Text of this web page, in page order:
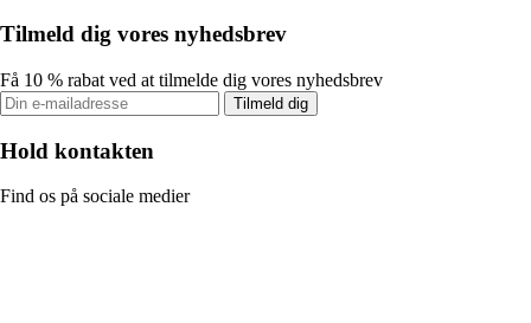
Tilmeld dig vores nyhedsbrev
Få 10 % rabat ved at tilmelde dig vores nyhedsbrev
Tilmeld dig
Hold kontakten
Find os på sociale medier